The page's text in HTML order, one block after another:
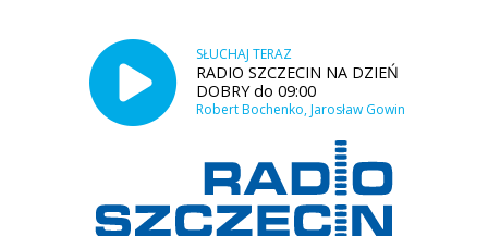
SŁUCHAJ TERAZ
RADIO SZCZECIN NA DZIEŃ
DOBRY do 09:00
Robert Bochenko, Jarosław Gowin